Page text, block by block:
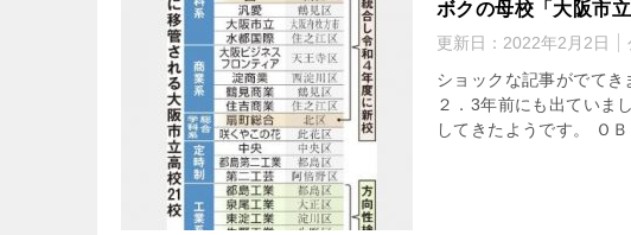
ボクの母校「大阪市
更新日： 2022年2月2日
ショックな記事がでてき
２．3年前にも出ていま
してきたようです。 Ｏ